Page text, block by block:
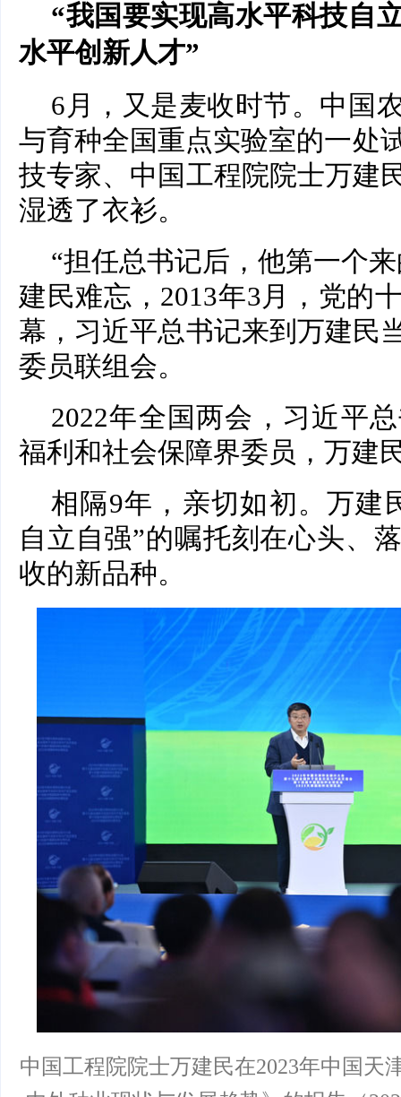
“我国要实现高水平科技自
水平创新人才”
6月，又是麦收时节。中国
与育种全国重点实验室的一处
技专家、中国工程院院士万建
湿透了衣衫。
“担任总书记后，他第一个
建民难忘，2013年3月，党的
幕，习近平总书记来到万建民
委员联组会。
2022年全国两会，习近平
福利和社会保障界委员，万建
相隔9年，亲切如初。万建
自立自强”的嘱托刻在心头、
收的新品种。
中国工程院院士万建民在2023年中国天